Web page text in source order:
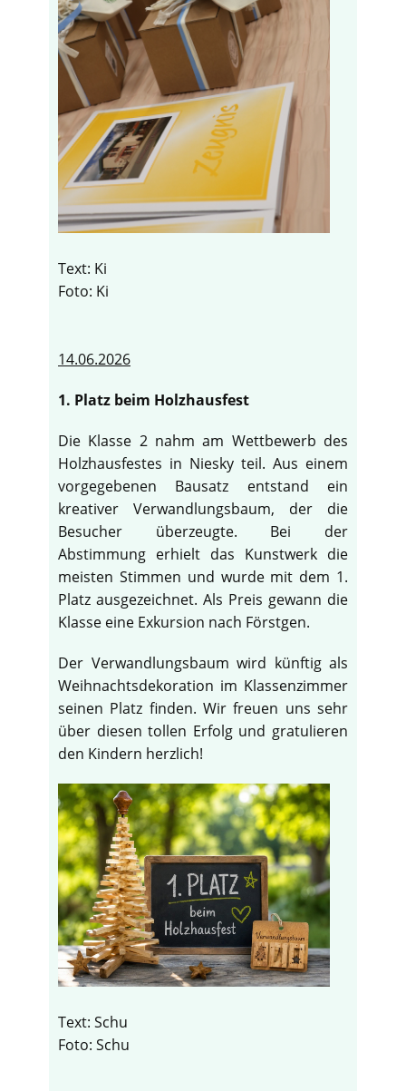
Text: Ki
Foto: Ki
14.06.2026
1. Platz beim Holzhausfest
Die Klasse 2 nahm am Wettbewerb des
Holzhausfestes in Niesky teil. Aus einem
vorgegebenen Bausatz entstand ein
kreativer Verwandlungsbaum, der die
Besucher überzeugte. Bei der
Abstimmung erhielt das Kunstwerk die
meisten Stimmen und wurde mit dem 1.
Platz ausgezeichnet. Als Preis gewann die
Klasse eine Exkursion nach Förstgen.
Der Verwandlungsbaum wird künftig als
Weihnachtsdekoration im Klassenzimmer
seinen Platz finden. Wir freuen uns sehr
über diesen tollen Erfolg und gratulieren
den Kindern herzlich!
Text: Schu
Foto: Schu